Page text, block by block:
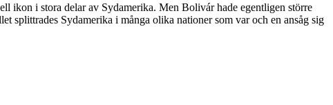
ikon i stora delar av Sydamerika. Men Bolivár hade egentligen större
splittrades Sydamerika i många olika nationer som var och en ansåg sig